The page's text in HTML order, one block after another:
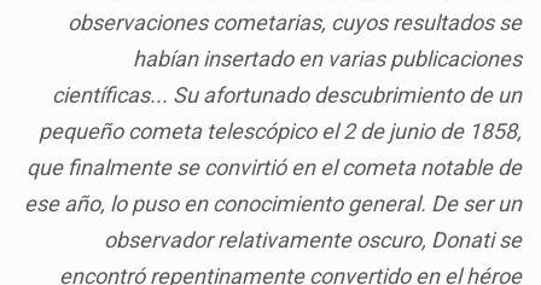
observaciones cometarias, cuyos resultados se
habían insertado en varias publicaciones
científicas... Su afortunado descubrimiento de un
pequeño cometa telescópico el 2 de junio de 1858,
que finalmente se convirtió en el cometa notable de
ese año, lo puso en conocimiento general. De ser un
observador relativamente oscuro, Donati se
encontró repentinamente convertido en el héroe